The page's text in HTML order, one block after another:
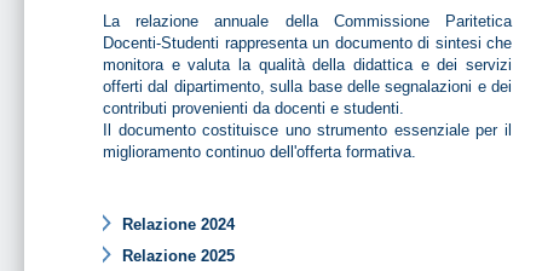
La relazione annuale della Commissione Paritetica
Docenti-Studenti rappresenta un documento di sintesi che
monitora e valuta la qualità della didattica e dei servizi
offerti dal dipartimento, sulla base delle segnalazioni e dei
contributi provenienti da docenti e studenti.
Il documento costituisce uno strumento essenziale per il
miglioramento continuo dell'offerta formativa.
Relazione 2024
Relazione 2025